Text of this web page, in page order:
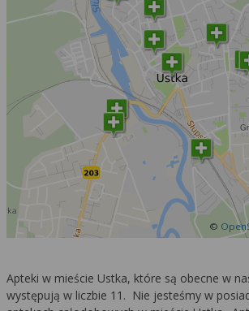
©
Apteki w mieście Ustka, które są obecne w
występują w liczbie 11. Nie jesteśmy w